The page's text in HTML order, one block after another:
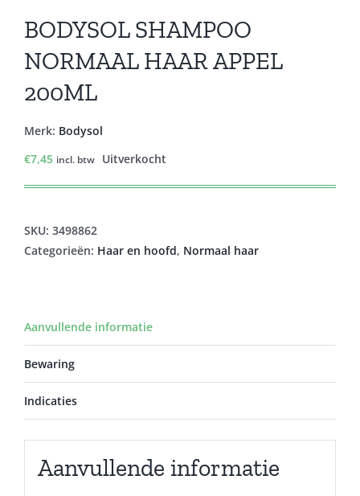
BODYSOL SHAMPOO
NORMAAL HAAR APPEL
200ML
Merk: Bodysol
€7,45 incl. btw Uitverkocht
SKU: 3498862
Categorieën: Haar en hoofd, Normaal haar
Aanvullende informatie
Bewaring
Indicaties
Aanvullende informatie